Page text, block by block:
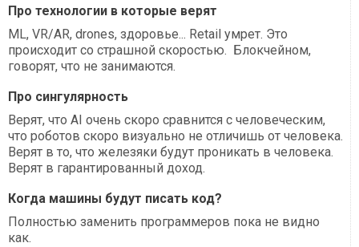
Про технологии в которые верят
ML, VR/AR, drones, здоровье... Retail умрет. Это
происходит со страшной скоростью. Блокчейном,
говорят, что не занимаются.
Про сингулярность
Верят, что AI очень скоро сравнится с человеческим,
что роботов скоро визуально не отличишь от человека.
Верят в то, что железяки будут проникать в человека.
Верят в гарантированный доход.
Когда машины будут писать код?
Полностью заменить программеров пока не видно
как.